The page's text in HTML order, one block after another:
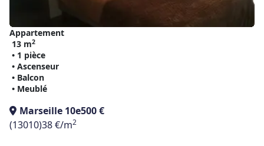
Appartement
13 m2
• 1 pièce
• Ascenseur
• Balcon
• Meublé
Marseille 10e500 €
(13010)38 €/m2